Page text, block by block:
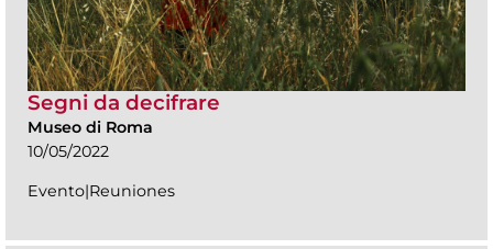
Segni da decifrare
Museo di Roma
10/05/2022
Evento|Reuniones